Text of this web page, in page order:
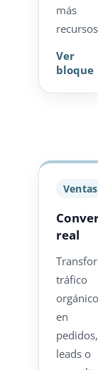
más
Ver
bloque
Ventas
real
tráfico
orgánico
en
pedidos,
leads o